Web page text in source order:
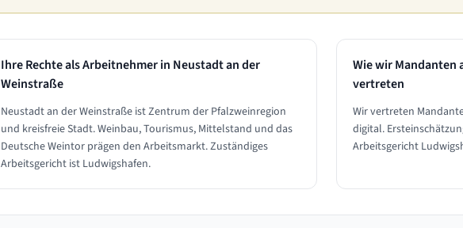
Ihre Rechte als Arbeitnehmer in Neustadt an der
Weinstraße
Neustadt an der Weinstraße ist Zentrum der Pfalzweinregion
und kreisfreie Stadt. Weinbau, Tourismus, Mittelstand und das
Deutsche Weintor prägen den Arbeitsmarkt. Zuständiges
Arbeitsgericht ist Ludwigshafen.
Wie wir Mandanten
vertreten
Wir vertreten
digital.
Arbeitsgericht